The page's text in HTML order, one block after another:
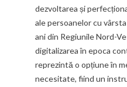
dezvoltarea și
ale persoanelor cu
ani din Regiunile Nord-
digitalizarea în epoca
reprezintă o opțiune în
necesitate, fiind un